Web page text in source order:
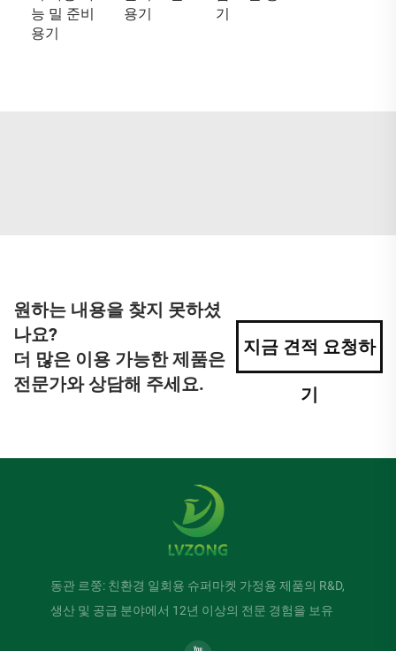
능 밀 준비
용기
용기
기
원하는 내용을 찾지 못하셨
나요?
더 많은 이용 가능한 제품은
전문가와 상담해 주세요.
지금 견적 요청하
기
동관 르쭝: 친환경 일회용 슈퍼마켓 가정용 제품의 R&D,
생산 및 공급 분야에서 12년 이상의 전문 경험을 보유